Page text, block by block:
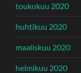
toukokuu 2020
huhtikuu 2020
maaliskuu 2020
helmikuu 2020